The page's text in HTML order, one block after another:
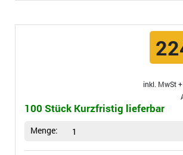
inkl. MwSt +
100 Stück Kurzfristig lieferbar
Menge: 1